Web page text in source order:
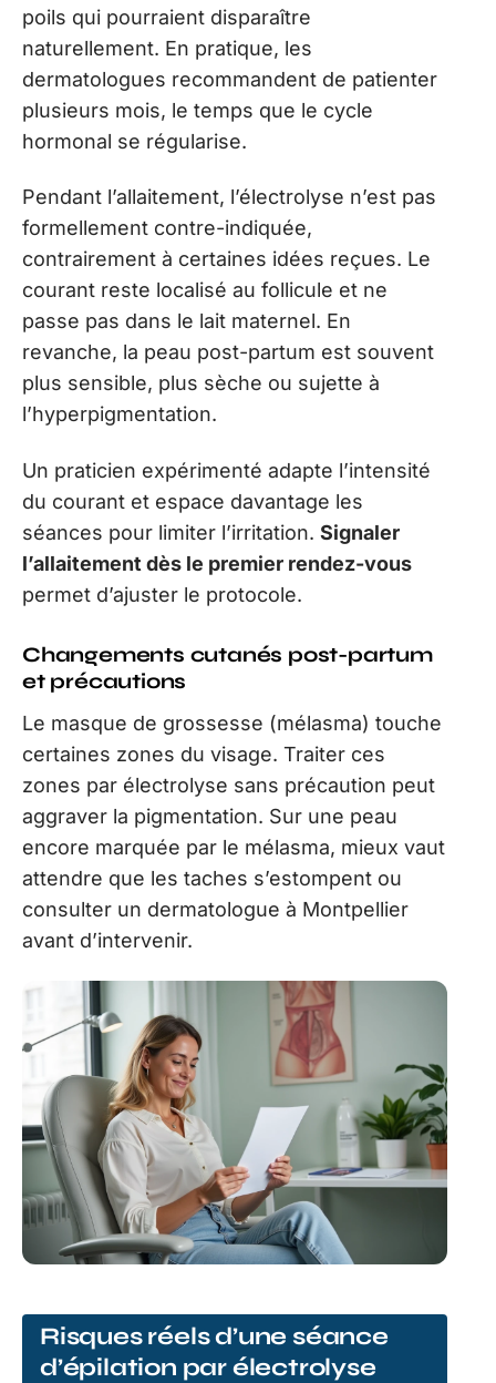
poils qui pourraient disparaître
naturellement. En pratique, les
dermatologues recommandent de patienter
plusieurs mois, le temps que le cycle
hormonal se régularise.
Pendant l’allaitement, l’électrolyse n’est pas
formellement contre-indiquée,
contrairement à certaines idées reçues. Le
courant reste localisé au follicule et ne
passe pas dans le lait maternel. En
revanche, la peau post-partum est souvent
plus sensible, plus sèche ou sujette à
l’hyperpigmentation.
Un praticien expérimenté adapte l’intensité
du courant et espace davantage les
séances pour limiter l’irritation. Signaler
l’allaitement dès le premier rendez-vous
permet d’ajuster le protocole.
Changements cutanés post-partum
et précautions
Le masque de grossesse (mélasma) touche
certaines zones du visage. Traiter ces
zones par électrolyse sans précaution peut
aggraver la pigmentation. Sur une peau
encore marquée par le mélasma, mieux vaut
attendre que les taches s’estompent ou
consulter un dermatologue à Montpellier
avant d’intervenir.
Risques réels d’une séance
d’épilation par électrolyse